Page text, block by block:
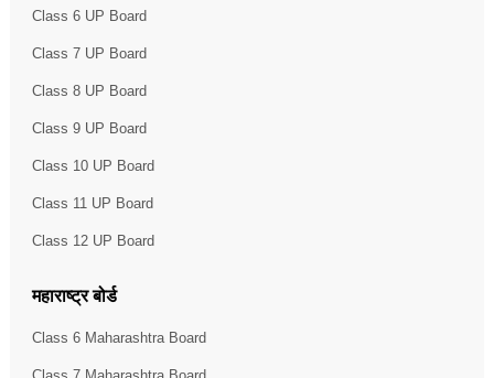
Class 6 UP Board
Class 7 UP Board
Class 8 UP Board
Class 9 UP Board
Class 10 UP Board
Class 11 UP Board
Class 12 UP Board
महाराष्ट्र बोर्ड
Class 6 Maharashtra Board